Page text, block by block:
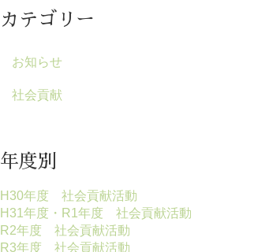
カテゴリー
お知らせ
社会貢献
年度別
H30年度 社会貢献活動
H31年度・R1年度 社会貢献活動
R2年度 社会貢献活動
R3年度 社会貢献活動